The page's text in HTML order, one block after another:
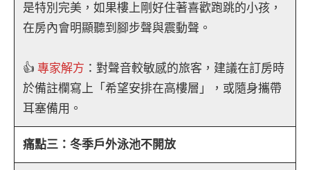
是特別完美，如果樓上剛好住著喜歡跑跳的小孩，
在房內會明顯聽到腳步聲與震動聲。
👍 專家解方 ：對聲音較敏感的旅客，建議在訂房時
於備註欄寫上「希望安排在高樓層」，或隨身攜帶
耳塞備用。
痛點三：冬季戶外泳池不開放